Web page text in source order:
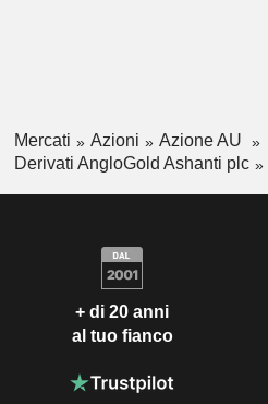
Mercati Azioni
Azione AU
Derivati AngloGold Ashanti plc
+ di 20 anni
al tuo fianco